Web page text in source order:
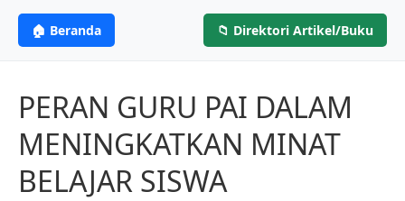
MI CV. MITRA ILMU
Berdedikasi untuk menerbitkan karya tulis
dan peneliti untuk mencerdaskan negeri.
Terbitkan Bukumu Sekarang
ANGGOTA IKAPI
Profesional &
Terpercaya
Kami telah dipercaya oleh ribuan penulis dengan
proses yang cepat, legalitas resmi (ISBN), dan
🏠 Beranda 📁 Direktori Artikel/Buku
PERAN GURU PAI DALAM
MENINGKATKAN MINAT
BELAJAR SISWA